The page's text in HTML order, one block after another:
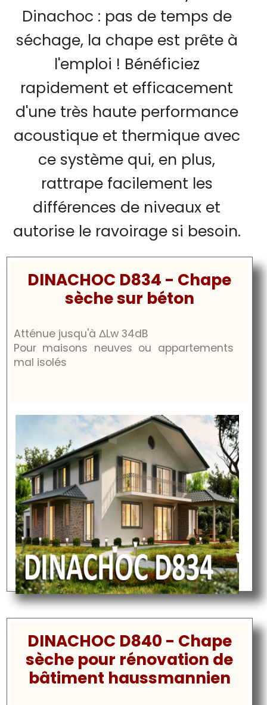
Dinachoc : pas de temps de
séchage, la chape est prête à
l'emploi ! Bénéficiez
rapidement et efficacement
d'une très haute performance
acoustique et thermique avec
ce système qui, en plus,
rattrape facilement les
différences de niveaux et
autorise le ravoirage si besoin.
DINACHOC D834 - Chape
sèche sur béton
Atténue jusqu'àΔLw 34dB
Pour maisons neuves ou appartements
mal isolés
DINACHOC D840 - Chape
sèche pour rénovation de
bâtiment haussmannien